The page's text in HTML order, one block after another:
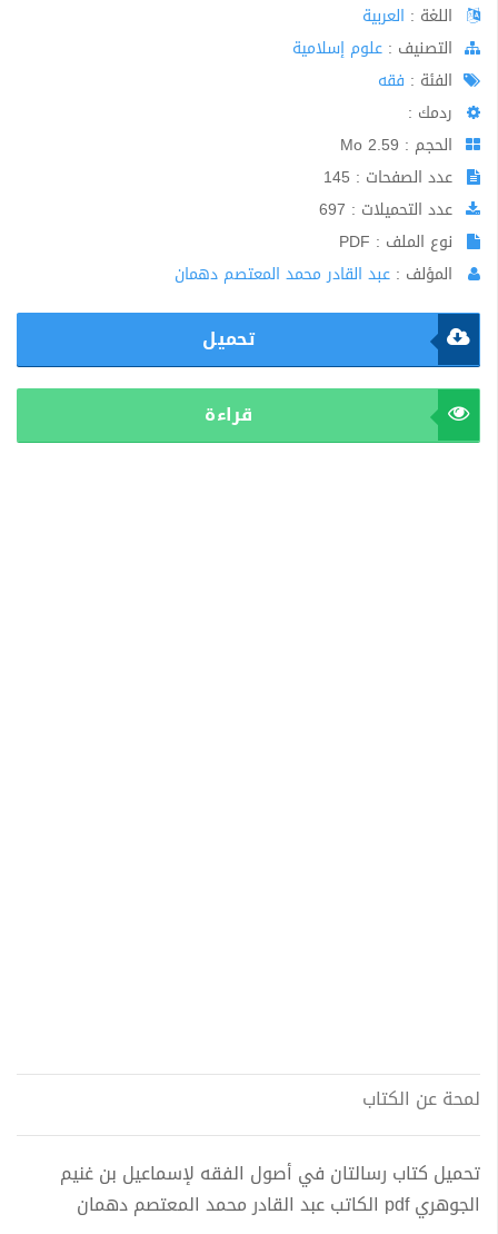
اللغة : العربية
اﻟﺘﺼﻨﻴﻒ : علوم إسلامية
الفئة : فقه
ردمك :
الحجم : 2.59 Mo
عدد الصفحات : 145
عدد التحميلات : 697
نوع الملف : PDF
المؤلف : عبد القادر محمد المعتصم دهمان
تحميل
قراءة
لمحة عن الكتاب
تحميل كتاب رسالتان في أصول الفقه لإسماعيل بن غنيم
الجوهري pdf الكاتب عبد القادر محمد المعتصم دهمان